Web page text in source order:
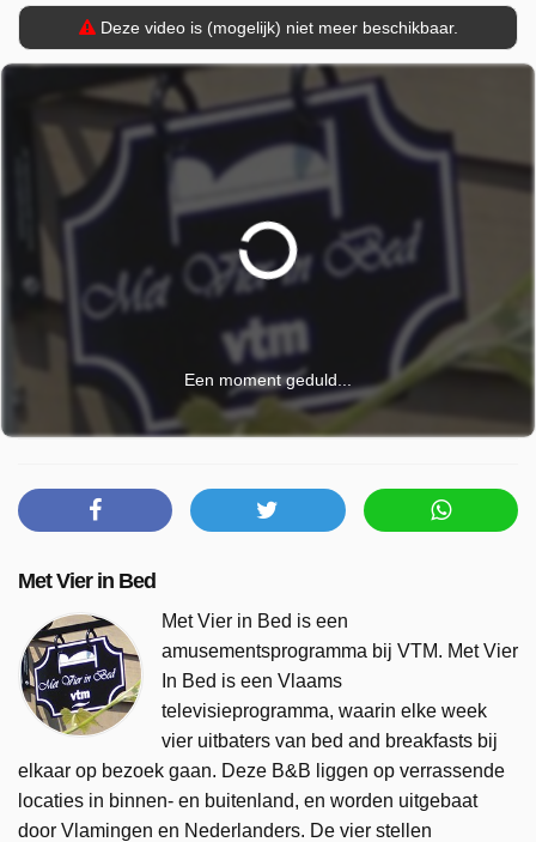
Deze video is (mogelijk) niet meer beschikbaar.
Een moment geduld...
Met Vier in Bed
Met Vier in Bed is een
amusementsprogramma bij VTM. Met Vier
In Bed is een Vlaams
televisieprogramma, waarin elke week
vier uitbaters van bed and breakfasts bij
elkaar op bezoek gaan. Deze B&B liggen op verrassende
locaties in binnen- en buitenland, en worden uitgebaat
door Vlamingen en Nederlanders. De vier stellen